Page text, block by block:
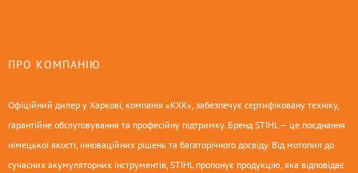
ПРО КОМПАНІЮ
Офіційний дилер у Харкові, компанія «КХК», забезпечує сертифіковану техніку,
гарантійне обслуговування та професійну підтримку. Бренд STIHL — це поєднання
німецької якості, інноваційних рішень та багаторічного досвіду. Від мотопил до
сучасних акумуляторних інструментів, STIHL пропонує продукцію, яка відповідає